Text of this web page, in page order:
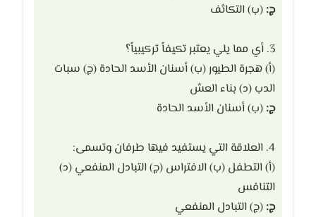
ج: (ب) التكاثف
3. أي مما يلي يعتبر تكيفاً تركيبياً؟
(أ) هجرة الطيور (ب) أسنان الأسد الحادة (ج) سبات
الدب (د) بناء العش
ج: (ب) أسنان الأسد الحادة
4. العلاقة التي يستفيد فيها طرفان وتسمى:
(أ) التطفل (ب) الافتراس (ج) التبادل المنفعي (د)
التنافس
ج: (ج) التبادل المنفعي